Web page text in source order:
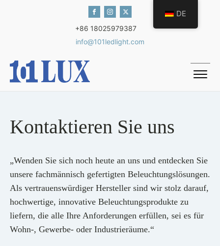
+86 18025979387
info@101ledlight.com
Kontaktieren Sie uns
„Wenden Sie sich noch heute an uns und entdecken Sie
unsere fachmännisch gefertigten Beleuchtungslösungen.
Als vertrauenswürdiger Hersteller sind wir stolz darauf,
hochwertige, innovative Beleuchtungsprodukte zu
liefern, die alle Ihre Anforderungen erfüllen, sei es für
Wohn-, Gewerbe- oder Industrieräume.“
DE